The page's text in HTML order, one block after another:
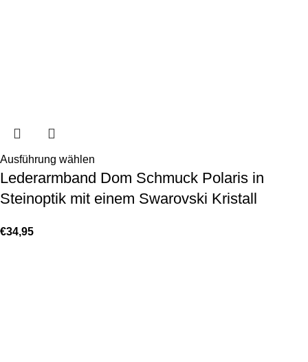
Ausführung wählen
Lederarmband Dom Schmuck Polaris in
Steinoptik mit einem Swarovski Kristall
€34,95